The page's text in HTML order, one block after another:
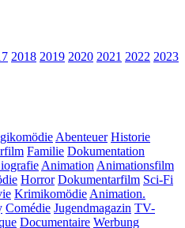
2018 2019 2020 2021 2022 2023
Abenteuer Historie
Familie Dokumentation
Animation Animationsfilm
Horror Dokumentarfilm Sci-Fi
Krimikomödie Animation.
Comédie Jugendmagazin TV-
Documentaire Werbung